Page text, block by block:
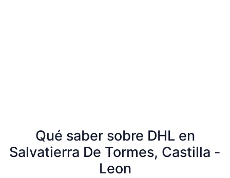
Qué saber sobre DHL en
Salvatierra De Tormes, Castilla -
Leon